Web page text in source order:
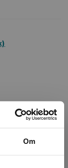
Om
delen i Mårten